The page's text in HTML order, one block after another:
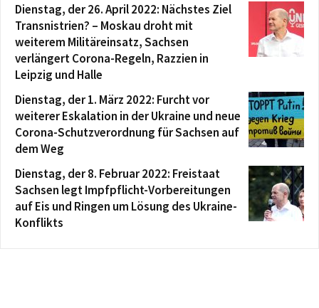
Dienstag, der 26. April 2022: Nächstes Ziel
Transnistrien? – Moskau droht mit
weiterem Militäreinsatz, Sachsen
verlängert Corona-Regeln, Razzien in
Leipzig und Halle
Dienstag, der 1. März 2022: Furcht vor
weiterer Eskalation in der Ukraine und neue
Corona-Schutzverordnung für Sachsen auf
dem Weg
Dienstag, der 8. Februar 2022: Freistaat
Sachsen legt Impfpflicht-Vorbereitungen
auf Eis und Ringen um Lösung des Ukraine-
Konflikts